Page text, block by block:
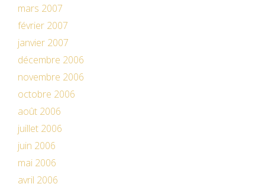
mars 2007
février 2007
janvier 2007
décembre 2006
novembre 2006
octobre 2006
août 2006
juillet 2006
juin 2006
mai 2006
avril 2006